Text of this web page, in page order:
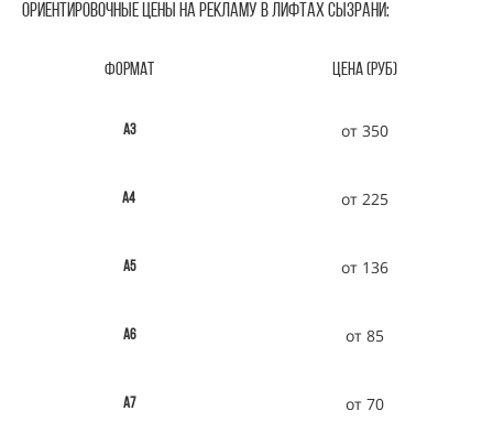
Ориентировочные цены на рекламу В ЛИфтах Сызрани:
Формат
А3
А4
А5
А6
А7
Цена (руб)
от 350
от 225
от 136
от 85
от 70